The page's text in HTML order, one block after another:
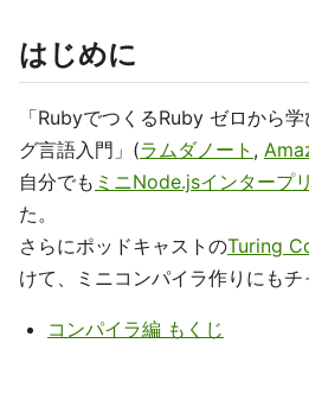
はじめに
「RubyでつくるRuby ゼロから
グ言語入門」(ラムダノート ,
自分でも ミニNode.jsインタープ
た。
さらにポッドキャストのTuring
けて、ミニコンパイラ作りにもチ
コンパイラ編 もくじ